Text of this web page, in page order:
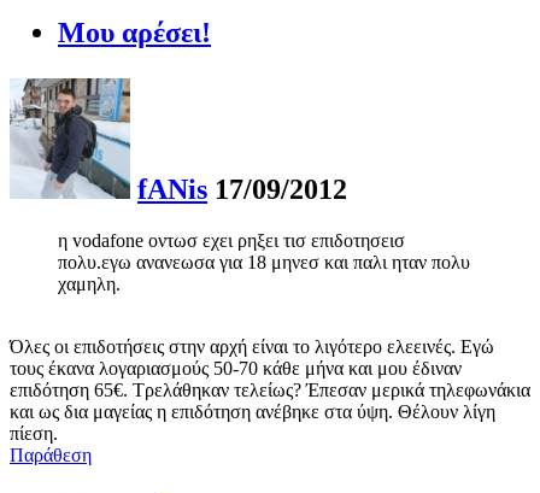
Μου αρέσει!
fANis 17/09/2012
η vodafone οντωσ εχει ρηξει τισ επιδοτησεισ
πολυ.εγω ανανεωσα για 18 μηνεσ και παλι ηταν πολυ
χαμηλη.
Όλες οι επιδοτήσεις στην αρχή είναι το λιγότερο ελεεινές. Εγώ
τους έκανα λογαριασμούς 50-70 κάθε μήνα και μου έδιναν
επιδότηση 65€. Τρελάθηκαν τελείως? Έπεσαν μερικά τηλεφωνάκια
και ως δια μαγείας η επιδότηση ανέβηκε στα ύψη. Θέλουν λίγη
πίεση.
Παράθεση